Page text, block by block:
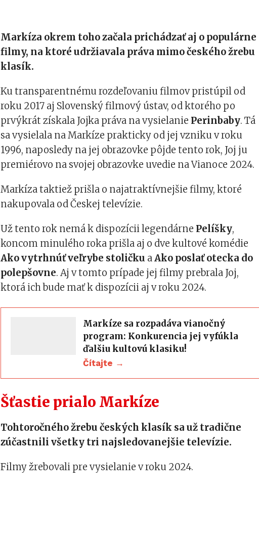
Markíza okrem toho začala prichádzať aj o populárne
filmy, na ktoré udržiavala práva mimo českého žrebu
klasík.
Ku transparentnému rozdeľovaniu filmov pristúpil od
roku 2017 aj Slovenský filmový ústav, od ktorého po
prvýkrát získala Jojka práva na vysielanie Perinbaby. Tá
sa vysielala na Markíze prakticky od jej vzniku v roku
1996, naposledy na jej obrazovke pôjde tento rok, Joj ju
premiérovo na svojej obrazovke uvedie na Vianoce 2024.
Markíza taktiež prišla o najatraktívnejšie filmy, ktoré
nakupovala od Českej televízie.
Už tento rok nemá k dispozícii legendárne Pelíšky,
koncom minulého roka prišla aj o dve kultové komédie
Ako vytrhnúť veľrybe stoličku aAko poslať otecka do
polepšovne. Aj v tomto prípade jej filmy prebrala Joj,
ktorá ich bude mať k dispozícii aj v roku 2024.
Markíze sa rozpadáva vianočný
program: Konkurencia jej vyfúkla
ďalšiu kultovú klasiku!
Čítajte →
Šťastie prialo Markíze
Tohtoročného žrebu českých klasík sa už tradične
zúčastnili všetky tri najsledovanejšie televízie.
Filmy žrebovali pre vysielanie v roku 2024.